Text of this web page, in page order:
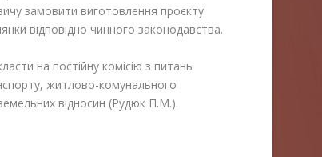
замовити виготовлення проєкту
відповідно чинного законодавства.
на постійну комісію з питань
житлово-комунального
відносин (Рудюк П.М.).